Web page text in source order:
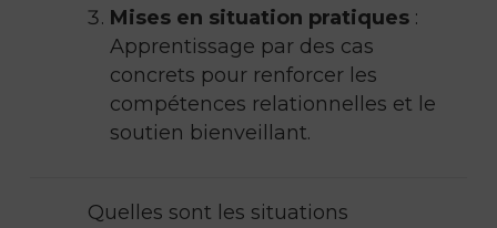
Mises en situation pratiques :
Apprentissage par des cas
concrets pour renforcer les
compétences relationnelles et le
soutien bienveillant.
Quelles sont les situations